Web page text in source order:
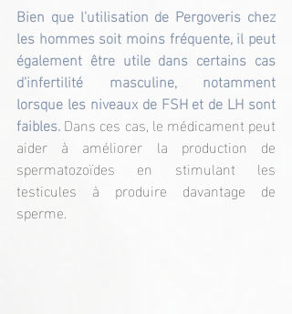
Bien que l'utilisation de Pergoveris chez
les hommes soit moins fréquente, il peut
également être utile dans certains cas
d'infertilité masculine, notamment
lorsque les niveaux de FSH et de LH sont
faibles. Dans ces cas, le médicament peut
aider à améliorer la production de
spermatozoïdes en stimulant les
testicules à produire davantage de
sperme.